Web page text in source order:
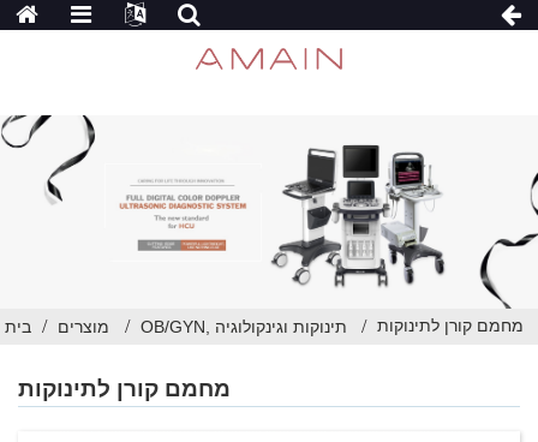
בית מוצרים OB/GYN, תינוקות וגינקולוגיה מחמם קורן לתינוקות
מחמם קורן לתינוקות